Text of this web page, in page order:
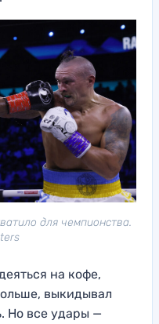
для чемпионства.
на кофе,
выкидывал
Но все удары —